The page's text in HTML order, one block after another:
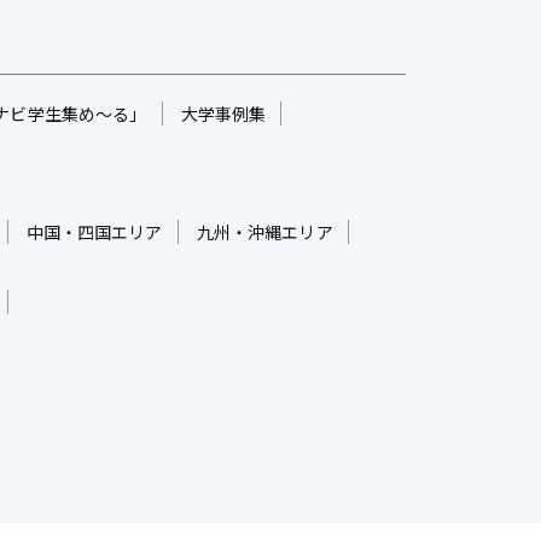
学生集め～る」 大学事例集
中国・四国エリア 九州・沖縄エリア